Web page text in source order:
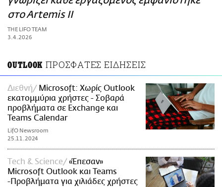
ΑΜΠΑ
PRINT
στo Artemis II
THE LIFO TEAM
3.4.2026
OUTLOOK ΠΡΟΣΦΑΤΕΣ ΕΙΔΗΣΕΙΣ
Διεθνή
Microsoft: Χωρίς Outlook
εκατομμύρια χρήστες - Σοβαρά
προβλήματα σε Exchange και
Teams Calendar
LifO Newsroom
25.11.2024
Τech & Science
«Έπεσαν»
Microsoft Outlook και Teams
-Προβλήματα για χιλιάδες χρήστες